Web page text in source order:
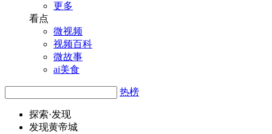
更多
看点
微视频
视频百科
微故事
ai美食
热榜
探索·发现
发现黄帝城